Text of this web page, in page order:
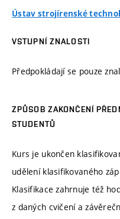
Ústav strojírenské
VSTUPNÍ ZNALOSTI
Předpokládají se pouze
ZPŮSOB ZAKONČENÍ
STUDENTŮ
Kurs je ukončen
udělení klasifikovaného
Klasifikace zahrnuje též
z daných cvičení a